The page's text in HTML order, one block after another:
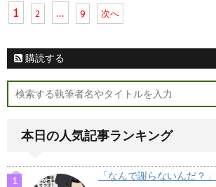
1 2 … 9 次へ
購読する
本日の人気記事ランキング
「なんで謝らないんだ？